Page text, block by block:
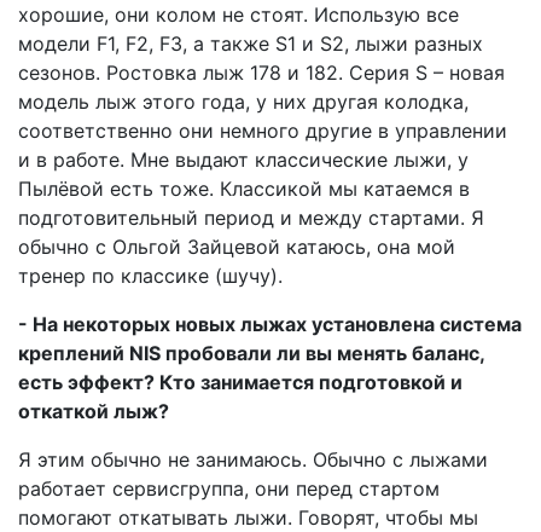
хорошие, они колом не стоят. Использую все
модели F1, F2, F3, а также S1 и S2, лыжи разных
сезонов. Ростовка лыж 178 и 182. Серия S – новая
модель лыж этого года, у них другая колодка,
соответственно они немного другие в управлении
и в работе. Мне выдают классические лыжи, у
Пылёвой есть тоже. Классикой мы катаемся в
подготовительный период и между стартами. Я
обычно с Ольгой Зайцевой катаюсь, она мой
тренер по классике (шучу).
- На некоторых новых лыжах установлена система
креплений NIS пробовали ли вы менять баланс,
есть эффект? Кто занимается подготовкой и
откаткой лыж?
Я этим обычно не занимаюсь. Обычно с лыжами
работает сервисгруппа, они перед стартом
помогают откатывать лыжи. Говорят, чтобы мы